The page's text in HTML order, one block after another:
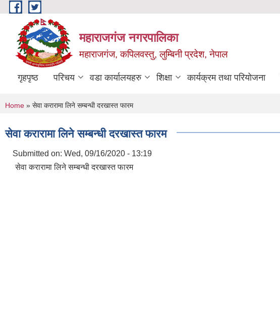
Skip to main content
महाराजगंज नगरपालिका
महाराजगंज, कपिलवस्तु, लुम्बिनी प्रदेश, नेपाल
गृहपृष्ठ परिचय वडा कार्यालयहरु शिक्षा कार्यक्रम तथा परियोजना
You are here
Home » सेवा करारामा लिने सम्बन्धी दरखास्त फारम
सेवा करारामा लिने सम्बन्धी दरखास्त फारम
Submitted on: Wed, 09/16/2020 - 13:19
सेवा करारामा लिने सम्बन्धी दरखास्त फारम